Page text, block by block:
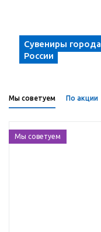
Сувениры города
России
Мы советуем По акции
Мы советуем